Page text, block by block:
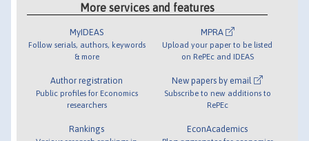
More services and features
MyIDEAS
Follow serials, authors, keywords
& more
Author registration
Public profiles for Economics
researchers
Rankings
MPRA
Upload your paper to be listed
on RePEc and IDEAS
New papers by email
Subscribe to new additions to
RePEc
EconAcademics